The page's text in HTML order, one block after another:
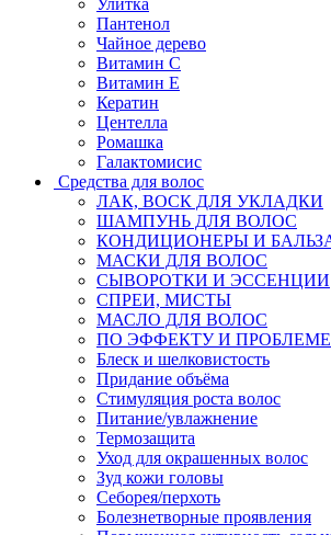
Улитка
Пантенол
Чайное дерево
Витамин C
Витамин Е
Кератин
Центелла
Ромашка
Галактомисис
Средства для волос
ЛАК, ВОСК ДЛЯ УКЛАДКИ
ШАМПУНЬ ДЛЯ ВОЛОС
КОНДИЦИОНЕРЫ И
МАСКИ ДЛЯ ВОЛОС
СЫВОРОТКИ И ЭССЕНЦИИ
СПРЕИ, МИСТЫ
МАСЛО ДЛЯ ВОЛОС
ПО ЭФФЕКТУ И ПРОБЛЕМЕ
Блеск и шелковистость
Придание объёма
Стимуляция роста волос
Питание/увлажнение
Термозащита
Уход для окрашенных волос
Зуд кожи головы
Себорея/перхоть
Болезнетворные проявления